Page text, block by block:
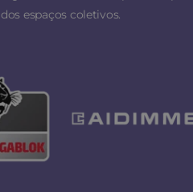
dos espaços coletivos.